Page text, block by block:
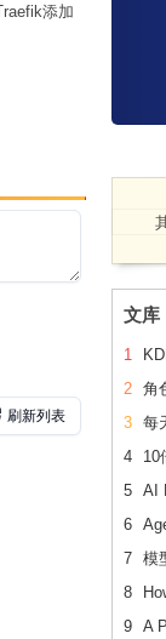
添加
文库
1
2
3
4
5
6
7 模
8
9